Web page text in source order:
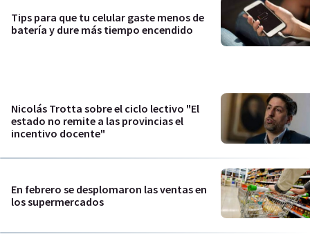
Tips para que tu celular gaste menos de
batería y dure más tiempo encendido
Nicolás Trotta sobre el ciclo lectivo "El
estado no remite a las provincias el
incentivo docente"
En febrero se desplomaron las ventas en
los supermercados